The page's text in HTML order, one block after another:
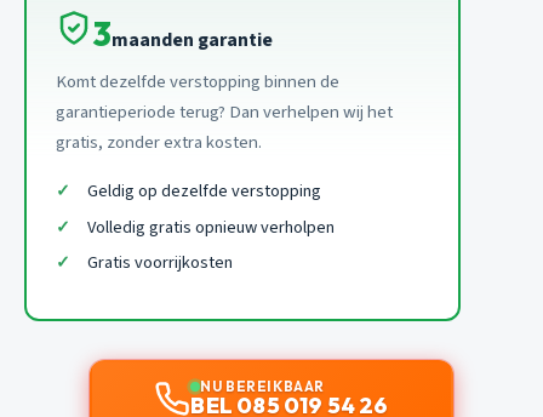
3maanden garantie
Komt dezelfde verstopping binnen de
garantieperiode terug? Dan verhelpen wij het
gratis, zonder extra kosten.
Geldig op dezelfde verstopping
Volledig gratis opnieuw verholpen
Gratis voorrijkosten
NU BEREIKBAAR
BEL 085 019 54 26